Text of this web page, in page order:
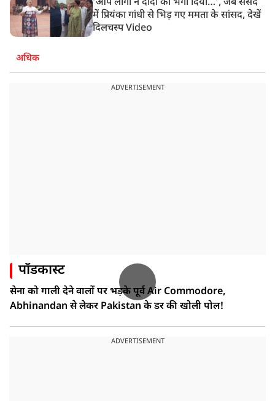
में प्रियंका गांधी से भिड़ गए ममता के सांसद, देखें
दिलचस्प Video
अधिक
ADVERTISEMENT
पॉडकास्ट
सेना को गाली देने वालों पर भड़के पूर्व Air Commodore,
Abhinandan से लेकर Pakistan के डर की खोली पोल!
ADVERTISEMENT